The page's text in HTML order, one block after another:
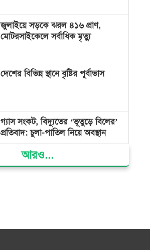
জুলাইয়ে সড়কে ঝরল ৪১৬ প্রাণ,
মোটরসাইকেলে সর্বাধিক মৃত্যু
দেশের বিভিন্ন স্থানে বৃষ্টির পূর্বাভাস
গ্যাস সংকট, বিদ্যুতের ‘ভূতুড়ে বিলের’
প্রতিবাদ: চুলা-পাতিল নিয়ে অবস্থান
ক্ষমতার কেন্দ্র গণভবন থেকে রক্তাক্ত
আরও...